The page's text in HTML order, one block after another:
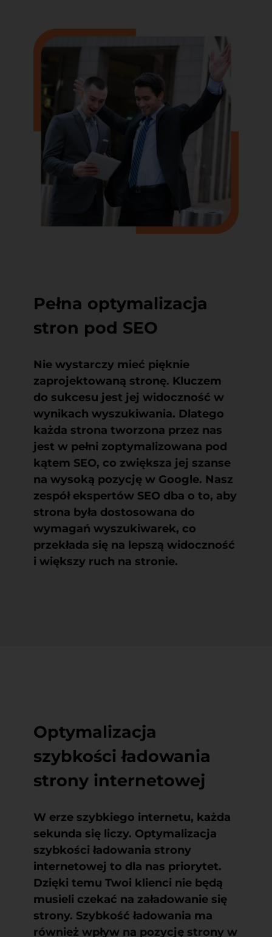
Pełna optymalizacja
stron pod SEO
Nie wystarczy mieć pięknie
zaprojektowaną stronę. Kluczem
do sukcesu jest jej widoczność w
wynikach wyszukiwania. Dlatego
każda strona tworzona przez nas
jest w pełni zoptymalizowana pod
kątem SEO, co zwiększa jej szanse
na wysoką pozycję w Google. Nasz
zespół ekspertów SEO dba o to, aby
strona była dostosowana do
wymagań wyszukiwarek, co
przekłada się na lepszą widoczność
i większy ruch na stronie.
Optymalizacja
szybkości ładowania
strony internetowej
W erze szybkiego internetu, każda
sekunda się liczy. Optymalizacja
szybkości ładowania strony
internetowej to dla nas priorytet.
Dzięki temu Twoi klienci nie będą
musieli czekać na załadowanie się
strony. Szybkość ładowania ma
również wpływ na pozycję strony w